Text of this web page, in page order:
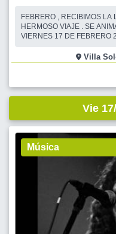
FEBRERO , RECIBIMOS LA LLEGADA DEL CARNAVAL , CON UN
HERMOSO VIAJE . SE ANIMAN A
VIERNES 17 DE FEBRERO
AL BUS, DESDE
TERMINAL DE PACHECO,
Vie
Música